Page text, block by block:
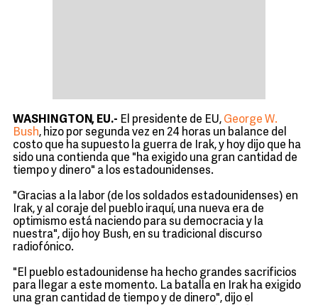
WASHINGTON, EU.- El presidente de EU, George W.
Bush, hizo por segunda vez en 24 horas un balance del
costo que ha supuesto la guerra de Irak, y hoy dijo que ha
sido una contienda que "ha exigido una gran cantidad de
tiempo y dinero" a los estadounidenses.
"Gracias a la labor (de los soldados estadounidenses) en
Irak, y al coraje del pueblo iraquí, una nueva era de
optimismo está naciendo para su democracia y la
nuestra", dijo hoy Bush, en su tradicional discurso
radiofónico.
"El pueblo estadounidense ha hecho grandes sacrificios
para llegar a este momento. La batalla en Irak ha exigido
una gran cantidad de tiempo y de dinero", dijo el